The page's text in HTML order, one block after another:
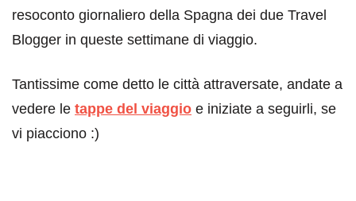
resoconto giornaliero della Spagna dei due Travel
Blogger in queste settimane di viaggio.
Tantissime come detto le città attraversate, andate a
vedere le tappe del viaggio e iniziate a seguirli, se
vi piacciono :)